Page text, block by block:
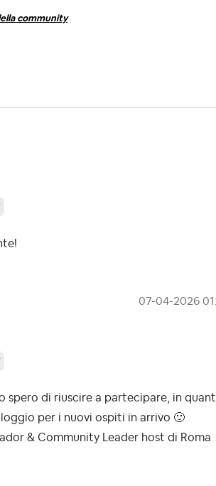
community
‎07-04-2026
spero di riuscire a partecipare, in
per i nuovi ospiti in arrivo 🙂
& Community Leader host di Roma